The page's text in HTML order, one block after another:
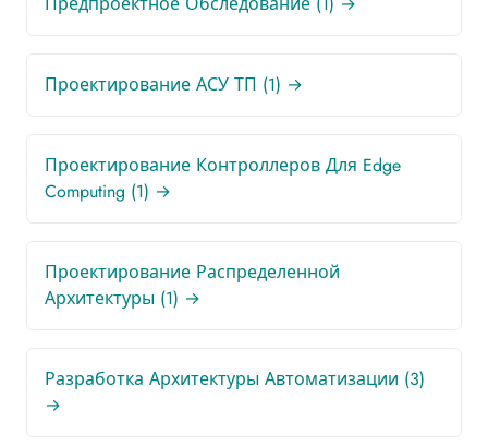
Проектирование АСУ ТП (1) →
Проектирование Контроллеров Для Edge
Computing (1) →
Проектирование Распределенной
Архитектуры (1) →
Разработка Архитектуры Автоматизации (3)
→